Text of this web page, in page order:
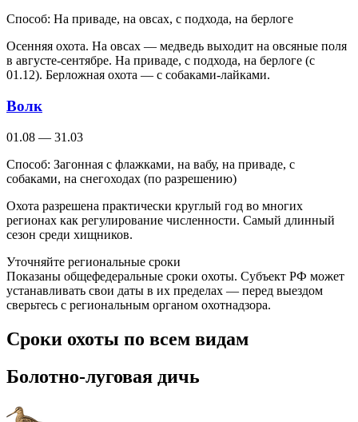
Способ: На приваде, на овсах, с подхода, на берлоге
Осенняя охота. На овсах — медведь выходит на овсяные поля
в августе-сентябре. На приваде, с подхода, на берлоге (с
01.12). Берложная охота — с собаками-лайками.
Волк
01.08 — 31.03
Способ: Загонная с флажками, на вабу, на приваде, с
собаками, на снегоходах (по разрешению)
Охота разрешена практически круглый год во многих
регионах как регулирование численности. Самый длинный
сезон среди хищников.
Уточняйте региональные сроки
Показаны общефедеральные сроки охоты. Субъект РФ может
устанавливать свои даты в их пределах — перед выездом
сверьтесь с региональным органом охотнадзора.
Сроки охоты по всем видам
Болотно-луговая дичь